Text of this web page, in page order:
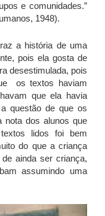
e comunidades.”
1948).
a história de uma
pois ela gosta de
desestimulada, pois
os textos haviam
que ela havia
questão de que os
nota dos alunos que
lidos foi bem
do que a criança
ainda ser criança,
assumindo uma